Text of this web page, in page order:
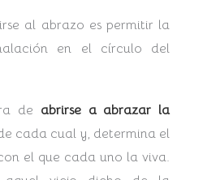
al abrazo es permitir la
en el círculo del
de abrirse a abrazar la
cada cual y, determina el
el que cada uno la viva.